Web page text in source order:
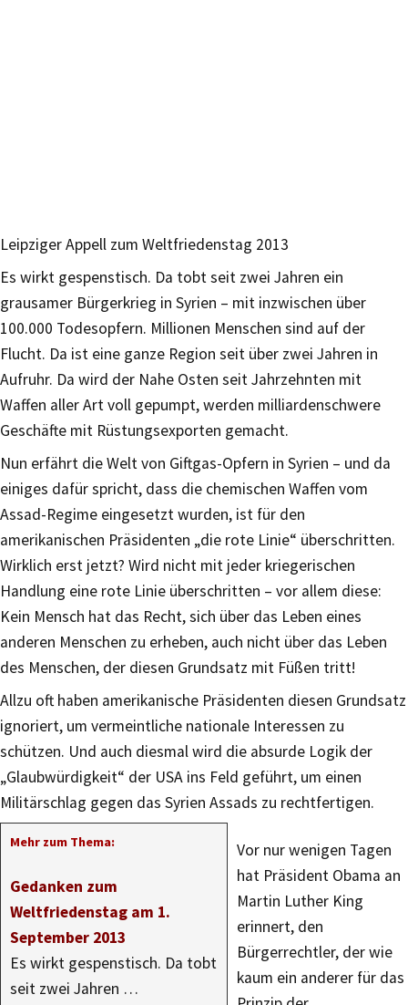
Leipziger Appell zum Weltfriedenstag 2013
Es wirkt gespenstisch. Da tobt seit zwei Jahren ein
grausamer Bürgerkrieg in Syrien – mit inzwischen über
100.000 Todesopfern. Millionen Menschen sind auf der
Flucht. Da ist eine ganze Region seit über zwei Jahren in
Aufruhr. Da wird der Nahe Osten seit Jahrzehnten mit
Waffen aller Art voll gepumpt, werden milliardenschwere
Geschäfte mit Rüstungsexporten gemacht.
Nun erfährt die Welt von Giftgas-Opfern in Syrien – und da
einiges dafür spricht, dass die chemischen Waffen vom
Assad-Regime eingesetzt wurden, ist für den
amerikanischen Präsidenten „die rote Linie“ überschritten.
Wirklich erst jetzt? Wird nicht mit jeder kriegerischen
Handlung eine rote Linie überschritten – vor allem diese:
Kein Mensch hat das Recht, sich über das Leben eines
anderen Menschen zu erheben, auch nicht über das Leben
des Menschen, der diesen Grundsatz mit Füßen tritt!
Allzu oft haben amerikanische Präsidenten diesen Grundsatz
ignoriert, um vermeintliche nationale Interessen zu
schützen. Und auch diesmal wird die absurde Logik der
„Glaubwürdigkeit“ der USA ins Feld geführt, um einen
Militärschlag gegen das Syrien Assads zu rechtfertigen.
Mehr zum Thema:
Gedanken zum
Weltfriedenstag am 1.
September 2013
Es wirkt gespenstisch. Da tobt
seit zwei Jahren …
Vor nur wenigen Tagen
hat Präsident Obama an
Martin Luther King
erinnert, den
Bürgerrechtler, der wie
kaum ein anderer für das